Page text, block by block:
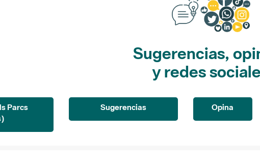
Parcs
Sugerencias,
y redes
Sugerencias Opina